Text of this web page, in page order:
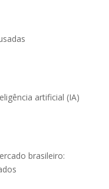
artificial (IA)
brasileiro: